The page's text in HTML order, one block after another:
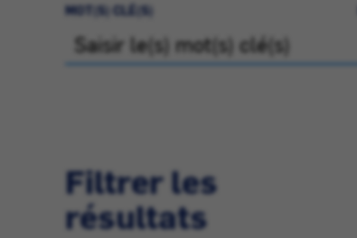
MOT(S) CLÉ(S)
Filtrer les
résultats